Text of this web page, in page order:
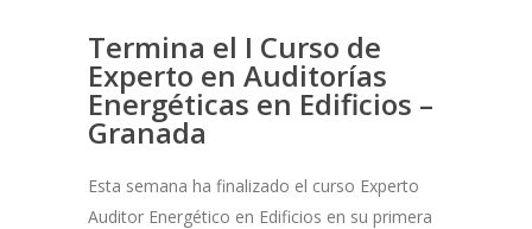
Termina el I Curso de
Experto en Auditorías
Energéticas en Edificios –
Granada
Esta semana ha finalizado el curso Experto
Auditor Energético en Edificios en su primera